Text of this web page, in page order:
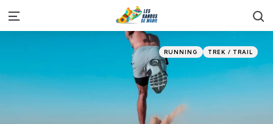
Menu
Categories
Posted
in
RUNNING TREK / TRAIL